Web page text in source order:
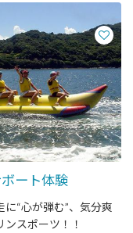
ート体験
に“心が弾む”、気分爽
ンスポーツ！！